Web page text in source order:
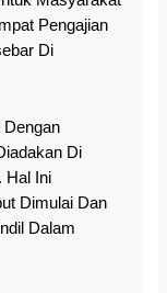
Pengajian
Di
Dengan
Di
Hal Ini
Dimulai Dan
Dalam